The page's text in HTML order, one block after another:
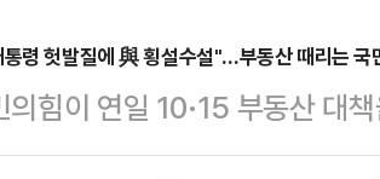
령 헛발질에 與 횡설수설"…부동산 때리는 국
의힘이 연일 10·15 부동산 대
부가 확실한 공급대책 없이 수